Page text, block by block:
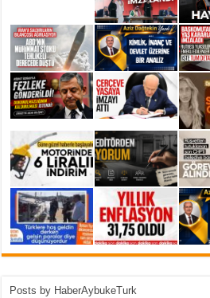
Posts by HaberAybukeTurk